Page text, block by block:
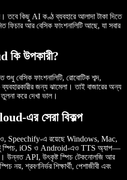
কিছু AI কণ্ঠ ব্যবহারে আলাদা টাকা দিতে
ফিচার আর বেসিক ফাংশনালিটি আছে, যা সবার
কি উপকারী?
বেসিক ফাংশনালিটি, রোবোটিক শব্দ,
জন্য ঝামেলা। তাই বাজারের অন্য
করে দেখা ভাল।
এর সেরা বিকল্প
Speechify-এ রয়েছে Windows, Mac,
টু স্পিচ, iOS ও Android-এও TTS অ্যাপ—
উন্নত API, উৎকৃষ্ট স্পিচ টেকনোলজি আর
নয়, শ্রবণনির্ভর শিক্ষার্থী, পেশাজীবী এবং